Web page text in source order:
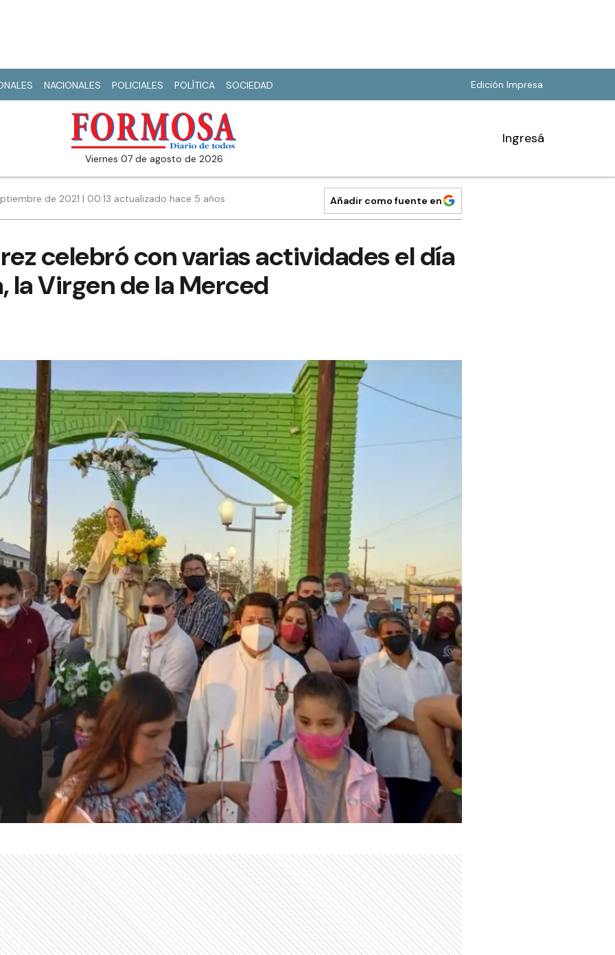
NACIONALES POLICIALES POLÍTICA SOCIEDAD Edición Impresa
viernes 07 de agosto de 2026
Ingresá
de 2021 | 00:13 actualizado hace 5 años Añadir como fuente en
celebró con varias actividades el día
la Virgen de la Merced